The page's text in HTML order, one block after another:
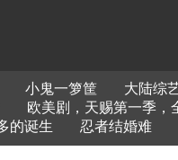
小鬼一箩筐 大陆综
欧美剧，天赐第一季，
的诞生
忍者结婚难